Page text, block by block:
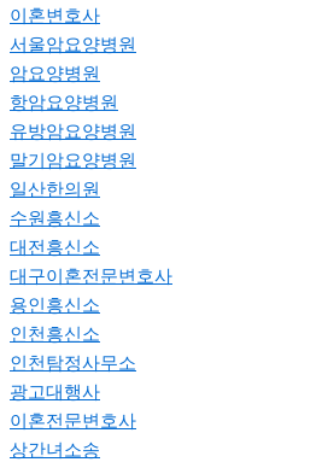
이혼변호사
서울암요양병원
암요양병원
항암요양병원
유방암요양병원
말기암요양병원
일산한의원
수원흥신소
대전흥신소
대구이혼전문변호사
용인흥신소
인천흥신소
인천탐정사무소
광고대행사
이혼전문변호사
상간녀소송